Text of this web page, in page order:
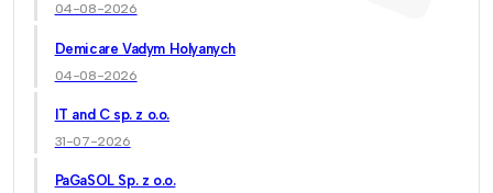
04-08-2026
Demicare Vadym Holyanych
04-08-2026
IT and C sp. z o.o.
31-07-2026
PaGaSOL Sp. z o.o.